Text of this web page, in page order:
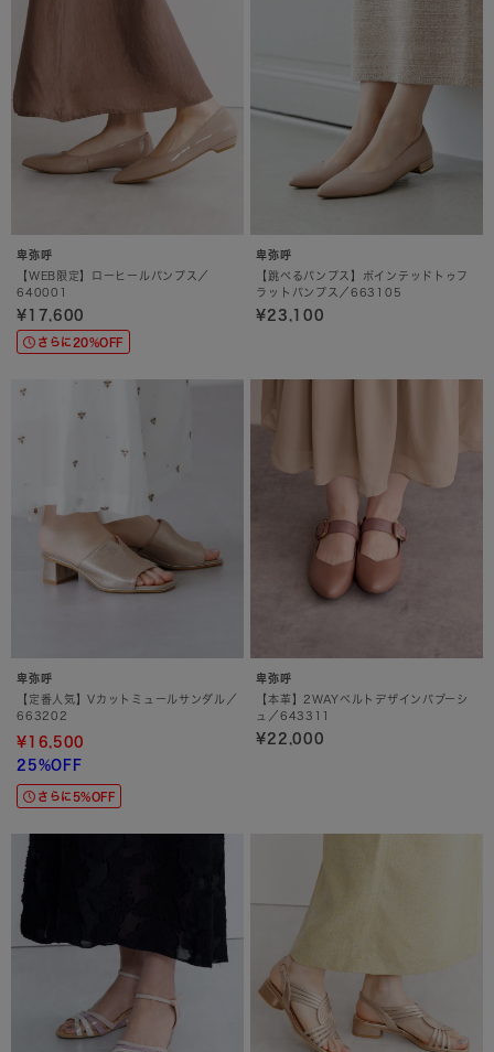
卑弥呼
【WEB限定】ローヒールパンプス／
640001
¥17,600
さらに20%OFF
卑弥呼
【跳べるパンプス】ポインテッドトゥフ
ラットパンプス／663105
¥23,100
卑弥呼
【定番人気】Vカットミュールサンダル／
663202
¥16,500
25%OFF
さらに5%OFF
卑弥呼
【本革】2WAYベルトデザインバブーシ
ュ／643311
¥22,000